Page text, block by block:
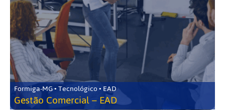
Formiga-MG • Tecnológico • EAD
Gestão Comercial – EAD